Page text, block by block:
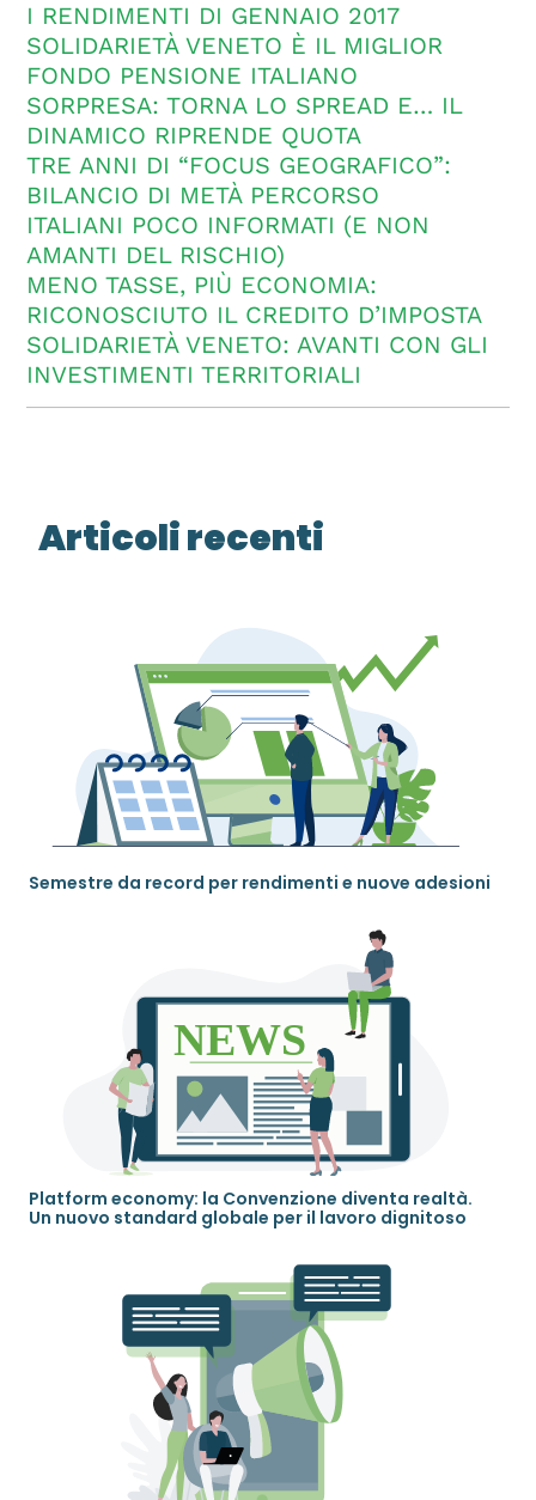
I RENDIMENTI DI GENNAIO 2017
SOLIDARIETÀ VENETO È IL MIGLIOR
FONDO PENSIONE ITALIANO
SORPRESA: TORNA LO SPREAD E… IL
DINAMICO RIPRENDE QUOTA
TRE ANNI DI “FOCUS GEOGRAFICO”:
BILANCIO DI METÀ PERCORSO
ITALIANI POCO INFORMATI (E NON
AMANTI DEL RISCHIO)
MENO TASSE, PIÙ ECONOMIA:
RICONOSCIUTO IL CREDITO D’IMPOSTA
SOLIDARIETÀ VENETO: AVANTI CON GLI
INVESTIMENTI TERRITORIALI
Articoli recenti
Semestre da record per rendimenti e nuove adesioni
Platform economy: la Convenzione diventa realtà.
Un nuovo standard globale per il lavoro dignitoso